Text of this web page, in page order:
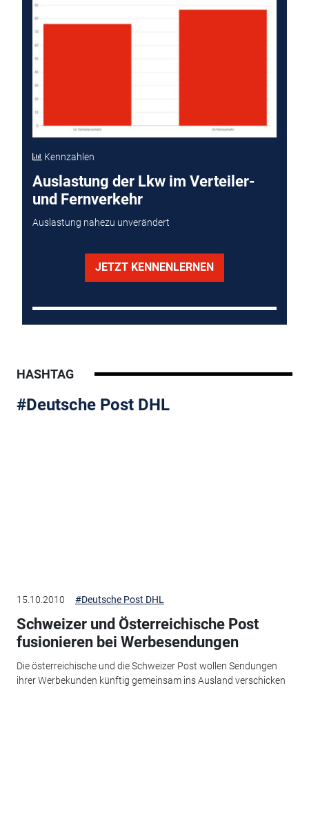
Kennzahlen
Auslastung der Lkw im Verteiler-
und Fernverkehr
Auslastung nahezu unverändert
JETZT KENNENLERNEN
HASHTAG
#Deutsche Post DHL
15.10.2010 #Deutsche Post DHL
Schweizer und Österreichische Post
fusionieren bei Werbesendungen
Die österreichische und die Schweizer Post wollen Sendungen
ihrer Werbekunden künftig gemeinsam ins Ausland verschicken